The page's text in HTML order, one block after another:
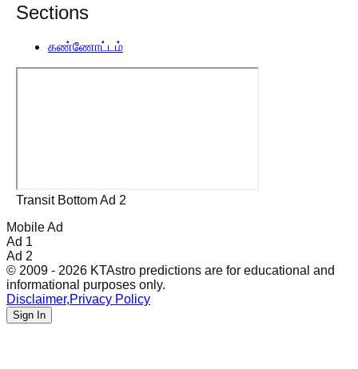
Sections
கண்ணோட்டம்
Transit Bottom Ad 2
Mobile Ad
Ad 1
Ad 2
© 2009 - 2026 KTAstro predictions are for educational and
informational purposes only.
Disclaimer,Privacy Policy
Sign In